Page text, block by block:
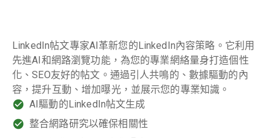
LinkedIn帖文專家AI革新您的LinkedIn內容策略。它利用
先進AI和網路瀏覽功能，為您的專業網絡量身打造個性
化、SEO友好的帖文。通過引人共鳴的、數據驅動的內
容，提升互動、增加曝光，並展示您的專業知識。
AI驅動的LinkedIn帖文生成
整合網路研究以確保相關性